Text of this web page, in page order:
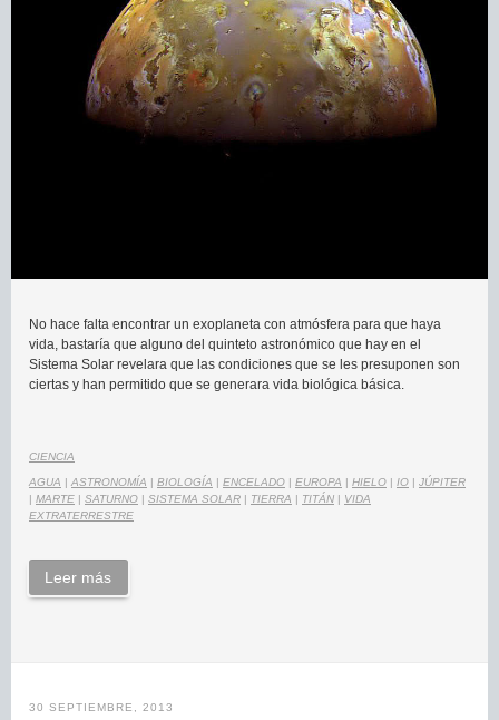
No hace falta encontrar un exoplaneta con atmósfera para que haya
vida, bastaría que alguno del quinteto astronómico que hay en el
Sistema Solar revelara que las condiciones que se les presuponen son
ciertas y han permitido que se generara vida biológica básica.
CIENCIA
AGUA | ASTRONOMÍA | BIOLOGÍA | ENCELADO | EUROPA | HIELO | IO | JÚPITER
| MARTE | SATURNO | SISTEMA SOLAR | TIERRA | TITÁN | VIDA
EXTRATERRESTRE
Leer más
30 SEPTIEMBRE, 2013